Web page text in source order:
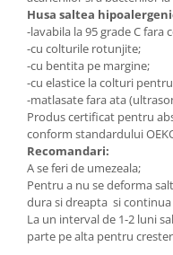
Husa saltea
-lavabila la 95 grade C
-cu colturile rotunjite;
-cu bentita pe margine;
-cu elastice la colturi
-matlasate fara ata
Produs certificat pentru
conform standardului
Recomandari:
A se feri de umezeala;
Pentru a nu se deforma
dura si dreapta si continua
La un interval de 1-2 luni
parte pe alta pentru